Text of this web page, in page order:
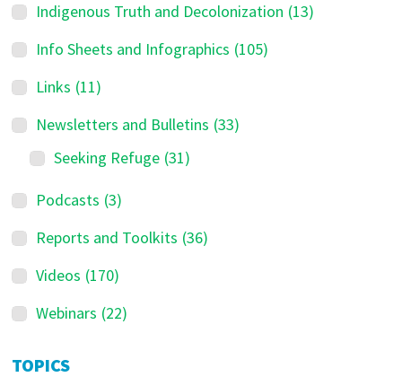
Indigenous Truth and Decolonization (13)
Info Sheets and Infographics (105)
Links (11)
Newsletters and Bulletins (33)
Seeking Refuge (31)
Podcasts (3)
Reports and Toolkits (36)
Videos (170)
Webinars (22)
TOPICS